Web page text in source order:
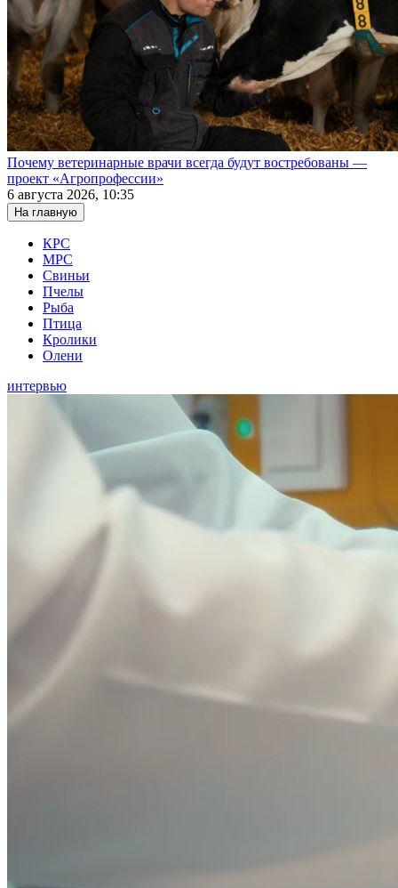
Почему ветеринарные врачи всегда будут востребованы —
проект «Агропрофессии»
6 августа 2026, 10:35
На главную
КРС
МРС
Свиньи
Пчелы
Рыба
Птица
Кролики
Олени
интервью